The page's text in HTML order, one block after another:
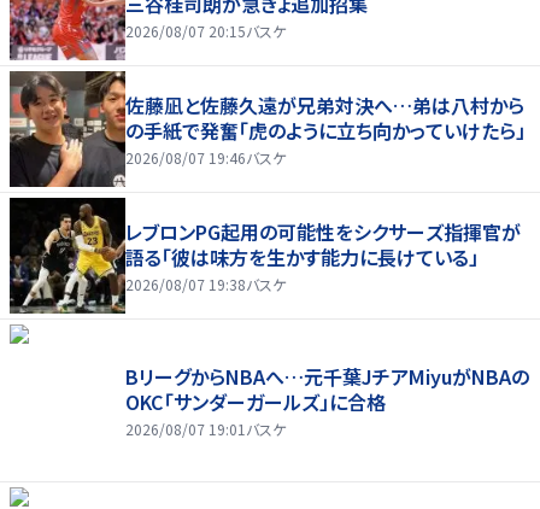
2026/08/07 20:15バスケ
佐藤凪と佐藤久遠が兄弟対決へ…弟は八村から
の手紙で発奮「虎のように立ち向かっていけたら」
2026/08/07 19:46バスケ
レブロンPG起用の可能性をシクサーズ指揮官が
語る「彼は味方を生かす能力に長けている」
2026/08/07 19:38バスケ
BリーグからNBAへ…元千葉JチアMiyuがNBAの
OKC「サンダーガールズ」に合格
2026/08/07 19:01 バスケ